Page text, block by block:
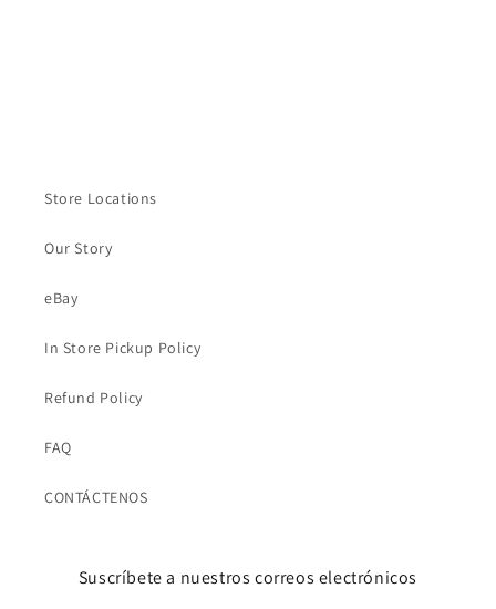
Store Locations
Our Story
eBay
In Store Pickup Policy
Refund Policy
FAQ
CONTÁCTENOS
Suscríbete a nuestros correos electrónicos